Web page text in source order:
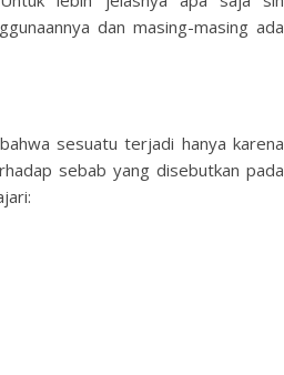
dan masing-masing ada
sesuatu terjadi hanya karena
sebab yang disebutkan pada